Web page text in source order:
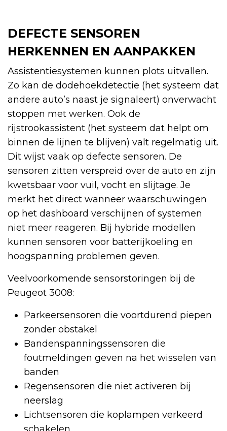
DEFECTE SENSOREN
HERKENNEN EN AANPAKKEN
Assistentiesystemen kunnen plots uitvallen.
Zo kan de dodehoekdetectie (het systeem dat
andere auto’s naast je signaleert) onverwacht
stoppen met werken. Ook de
rijstrookassistent (het systeem dat helpt om
binnen de lijnen te blijven) valt regelmatig uit.
Dit wijst vaak op defecte sensoren. De
sensoren zitten verspreid over de auto en zijn
kwetsbaar voor vuil, vocht en slijtage. Je
merkt het direct wanneer waarschuwingen
op het dashboard verschijnen of systemen
niet meer reageren. Bij hybride modellen
kunnen sensoren voor batterijkoeling en
hoogspanning problemen geven.
Veelvoorkomende sensorstoringen bij de
Peugeot 3008:
Parkeersensoren die voortdurend piepen
zonder obstakel
Bandenspanningssensoren die
foutmeldingen geven na het wisselen van
banden
Regensensoren die niet activeren bij
neerslag
Lichtsensoren die koplampen verkeerd
schakelen